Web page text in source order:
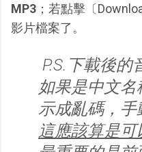
MP3 ；若點擊〔
影片檔案了。
P.S.下載後的
如果是中文
示成亂碼，手
這應該算是可